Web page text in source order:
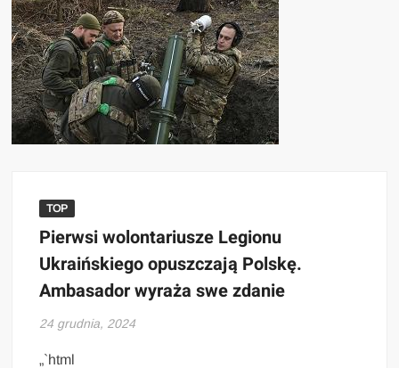
TOP
Pierwsi wolontariusze Legionu
Ukraińskiego opuszczają Polskę.
Ambasador wyraża swe zdanie
24 grudnia, 2024
„`html